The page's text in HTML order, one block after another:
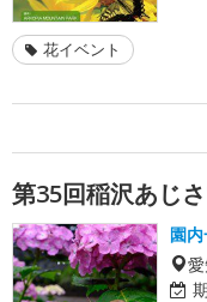
花イベント
第35回稲沢あじ
園